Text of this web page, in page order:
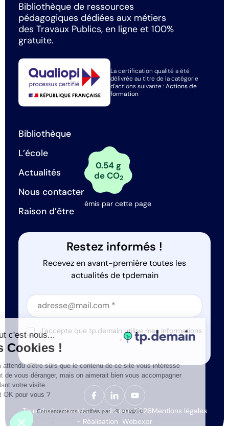
Bibliothèque de ressources
pédagogiques dédiées aux métiers
des Travaux Publics, en ligne et 100%
gratuite.
La certification qualité a été
délivrée au titre de la catégorie
d'actions suivante :Actions de
formation
Bibliothèque
L’école
Actualités
Nous contacter
Raison d’être
0.54 g
de CO2
émis par cette page
Restez informés !
Recevez en avant-première toutes les
actualités de tpdemain
Section
Section
J'accepte que tp.demain utilise mes informations
*
Tous droits réservés © tp.demain 2026Mentions légales
- Réalisation Webexpr
Salut c'est nous...
les Cookies !
On a attendu d'être sûrs que le contenu de ce site vous intéresse
avant de vous déranger, mais on aimerait bien vous accompagner
pendant votre visite...
C'est OK pour vous ?
Consentements certifiés par